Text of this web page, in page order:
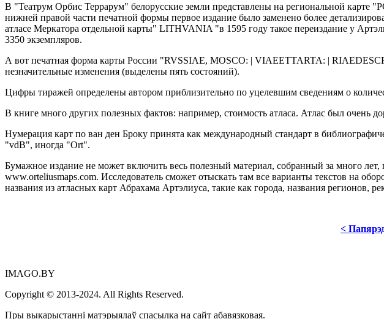
В "Театрум Орбис Террарум" белорусские земли представлены на региональной карте
нижней правой части печатной формы первое издание было заменено более
атласе Меркатора отдельной карты" LITHVANIA "в 1595 году такое переиздание у
3350 экземпляров.
А вот печатная форма карты России "RVSSIAE, MOSCO: | VIAEETTARTA: |
незначительные изменения (выделены пять состояний).
Цифры тиражей определены автором приблизительно по уцелевшим сведениям о
В книге много других полезных фактов: например, стоимость атласа. Атлас был
Нумерация карт по ван ден Броку принята как международный стандарт в
"vdB", иногда "Ort".
Бумажное издание не может включить весь полезный материал, собранный за много
www.orteliusmaps.com. Исследователь сможет отыскать там все варианты текстов на
названия из атласных карт Абрахама Артэлиуса, такие как города, названия регионов,
<
IMAGO.BY
Copyright © 2013-2024. All Rights Reserved.
Пры выкарыстанні матэрыялаў спасылка на сайт абавязковая.